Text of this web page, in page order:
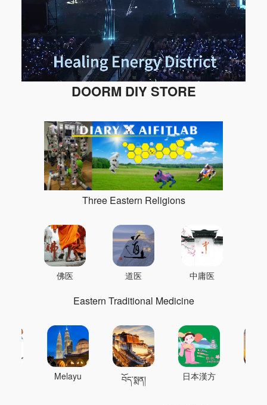
DOORM DIY STORE
Three Eastern Religions
佛医 道医 中庸医
Eastern Traditional Medicine
Melayu བོད་སྨན། 日本漢方